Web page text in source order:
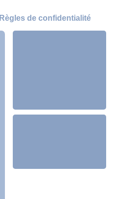
Règles de confidentialité